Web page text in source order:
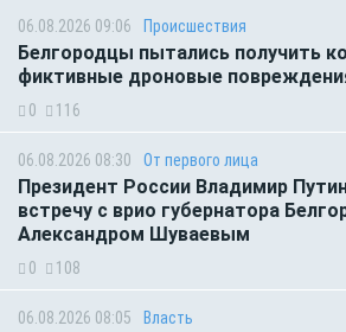
06.08.2026 09:06 Происшествия
Белгородцы пытались получить
фиктивные дроновые
0 116
06.08.2026 08:30 От первого лица
Президент России Владимир
встречу с врио губернатора
Александром Шуваевым
0 108
06.08.2026 08:05 Власть